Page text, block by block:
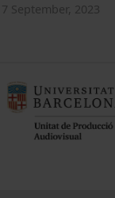
7 September, 2023